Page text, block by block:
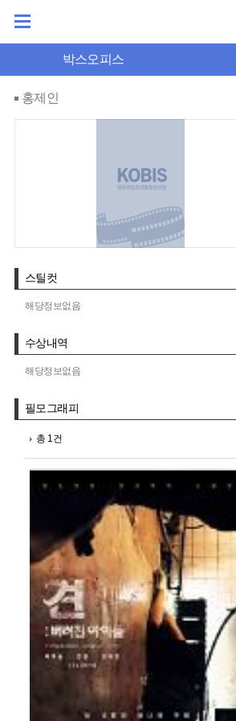
박스오피스
홍제인
스틸컷
해당정보없음
수상내역
해당정보없음
필모그래피
총 1건